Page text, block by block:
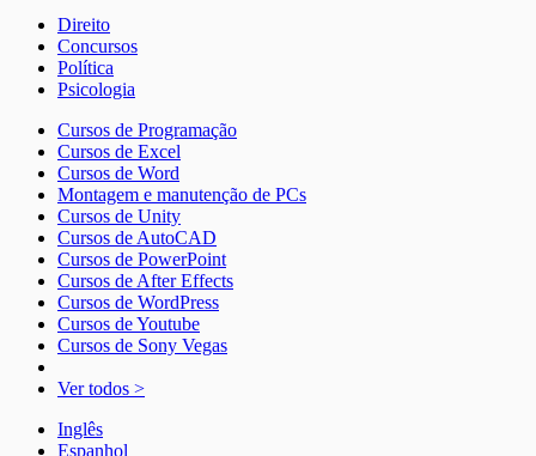
Direito
Concursos
Política
Psicologia
Cursos de Programação
Cursos de Excel
Cursos de Word
Montagem e manutenção de PCs
Cursos de Unity
Cursos de AutoCAD
Cursos de PowerPoint
Cursos de After Effects
Cursos de WordPress
Cursos de Youtube
Cursos de Sony Vegas
Ver todos >
Inglês
Espanhol